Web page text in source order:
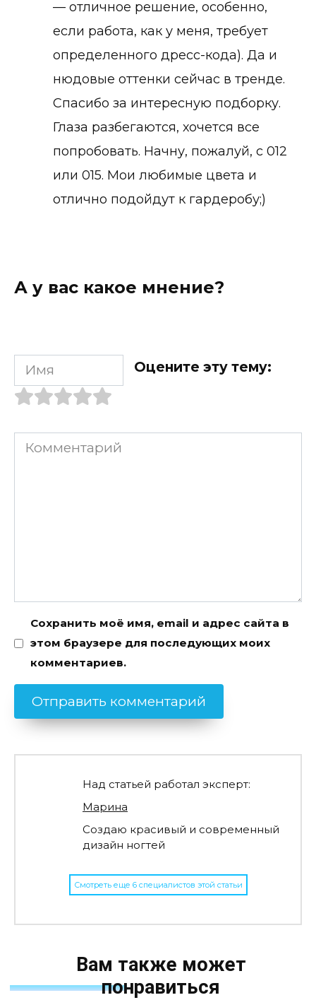
— отличное решение, особенно,
если работа, как у меня, требует
определенного дресс-кода). Да и
нюдовые оттенки сейчас в тренде.
Спасибо за интересную подборку.
Глаза разбегаются, хочется все
попробовать. Начну, пожалуй, с 012
или 015. Мои любимые цвета и
отлично подойдут к гардеробу;)
А у вас какое мнение?
Имя Оцените эту тему:
Комментарий
Сохранить моё имя, email и адрес сайта в
этом браузере для последующих моих
комментариев.
Над статьей работал эксперт:
Марина
Создаю красивый и современный
дизайн ногтей
Смотреть еще 6 специалистов этой статьи
Вам также может
понравиться